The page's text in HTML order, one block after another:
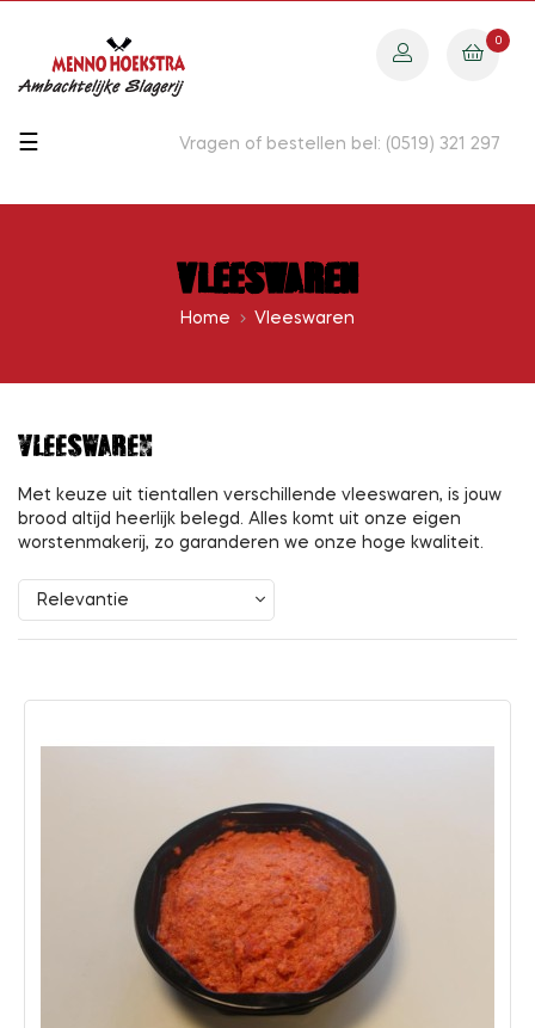
0
Toggle
☰ Vragen of bestellen bel: (0519) 321 297
Home Vleeswaren
Vleeswaren
VLEESWAREN
Met keuze uit tientallen verschillende vleeswaren, is jouw
brood altijd heerlijk belegd. Alles komt uit onze eigen
worstenmakerij, zo garanderen we onze hoge kwaliteit.
Relevantie